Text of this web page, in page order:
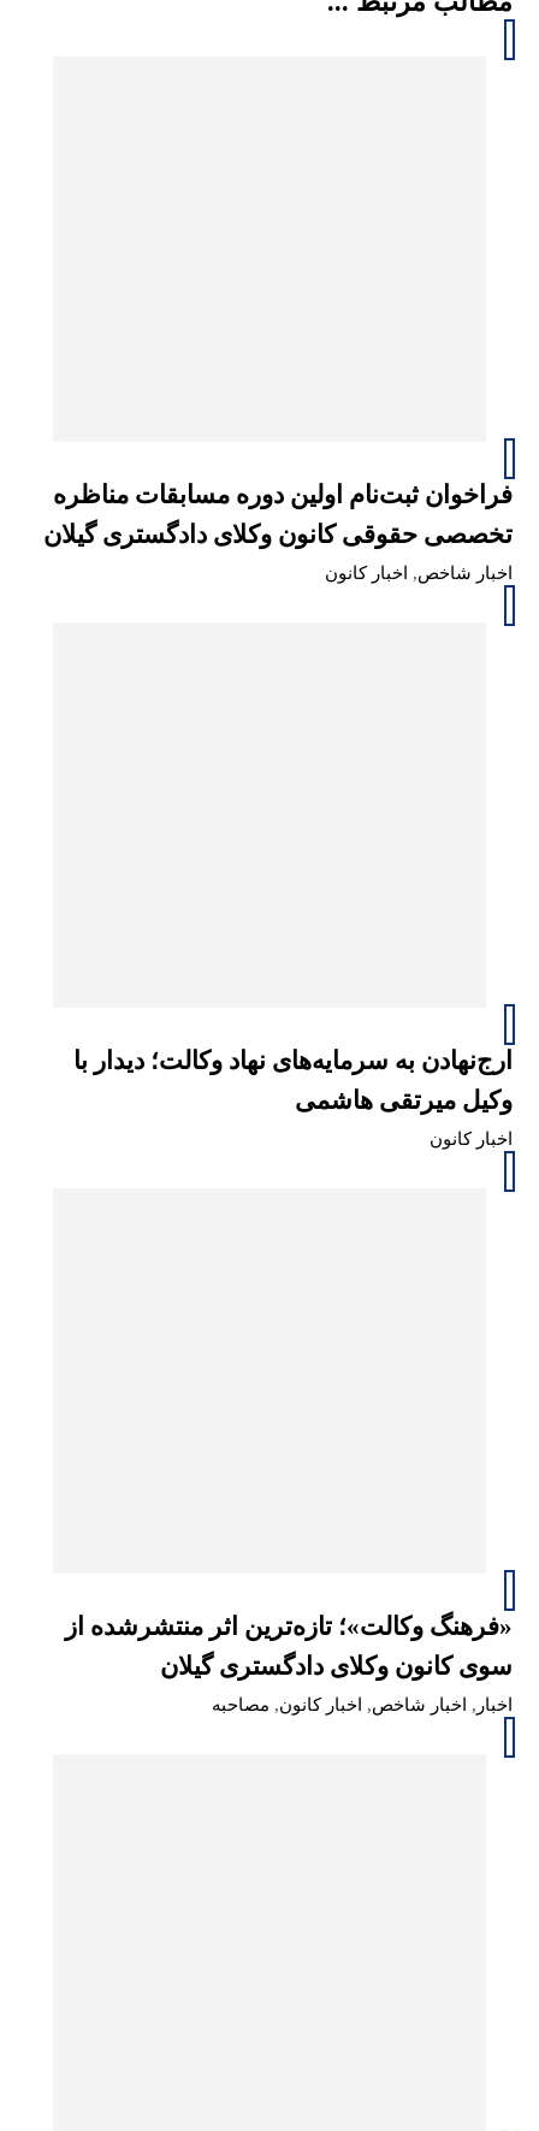
فراخوان ثبت‌نام اولین دوره مسابقات مناظره
تخصصی حقوقی کانون وکلای دادگستری گیلان
اخبار شاخص, اخبار کانون
ارج‌نهادن به سرمایه‌های نهاد وکالت؛ دیدار با
وکیل میرتقی هاشمی
اخبار کانون
«فرهنگ وکالت»؛ تازه‌ترین اثر منتشرشده از
سوی کانون وکلای دادگستری گیلان
اخبار , اخبار شاخص, اخبار کانون, مصاحبه